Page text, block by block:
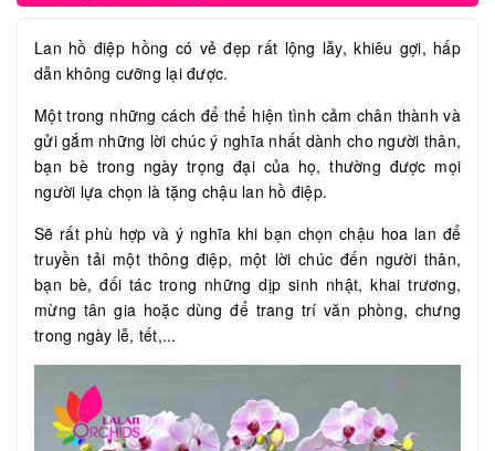
Lan hồ điệp hồng có vẻ đẹp rất lộng lẫy, khiêu gợi, hấp
dẫn không cưỡng lại được.
Một trong những cách để thể hiện tình cảm chân thành và
gửi gắm những lời chúc ý nghĩa nhất dành cho người thân,
bạn bè trong ngày trọng đại của họ, thường được mọi
người lựa chọn là tặng chậu lan hồ điệp.
Sẽ rất phù hợp và ý nghĩa khi bạn chọn chậu hoa lan để
truyền tải một thông điệp, một lời chúc đến người thân,
bạn bè, đối tác trong những dịp sinh nhật, khai trương,
mừng tân gia hoặc dùng để trang trí văn phòng, chưng
trong ngày lễ, tết,...